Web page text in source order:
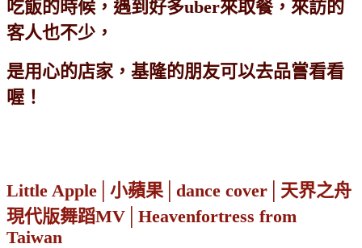
吃飯的時候，遇到好多uber來取餐，來訪的
客人也不少，
是用心的店家，基隆的朋友可以去品嘗看看
喔！
Little Apple│小蘋果│dance cover│天界之舟
現代版舞蹈MV│Heavenfortress from
Taiwan